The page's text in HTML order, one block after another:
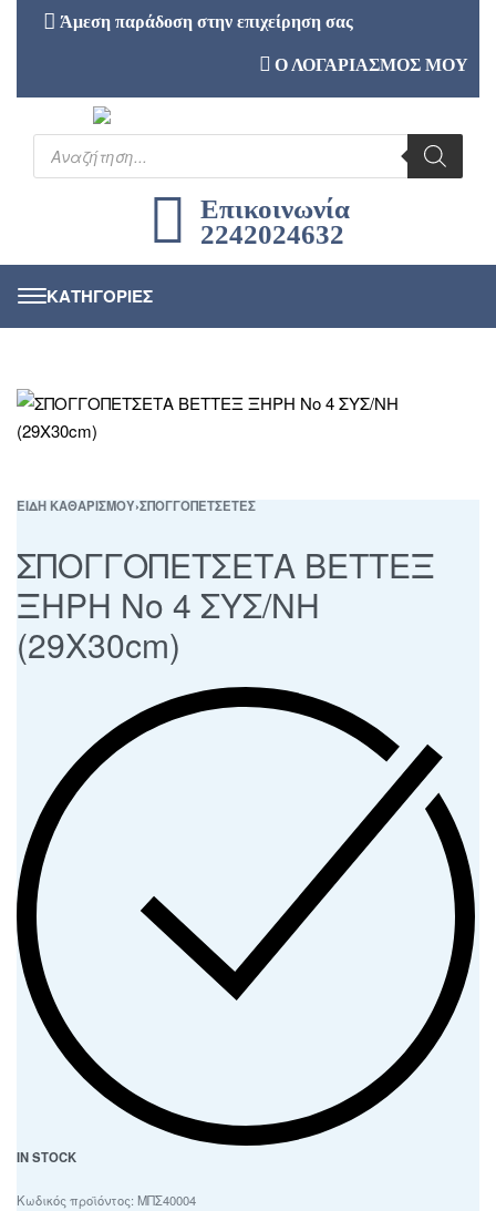
Άμεση παράδοση στην επιχείρηση σας
Ο ΛΟΓΑΡΙΑΣΜΟΣ ΜΟΥ
Επικοινωνία
2242024632
ΕΙΔΗ ΚΑΘΑΡΙΣΜΟΥ›ΣΠΟΓΓΟΠΕΤΣΕΤΕΣ
ΣΠΟΓΓΟΠΕΤΣΕΤΑ ΒΕΤΤΕΞ
ΞΗΡΗ Νο 4 ΣΥΣ/ΝΗ
(29Χ30cm)
IN STOCK
ΜΠΣ40004